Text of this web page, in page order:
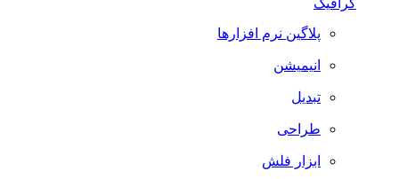
گرافیک
پلاگین نرم افزارها
انیمیشن
تبدیل
طراحی
ابزار فلش